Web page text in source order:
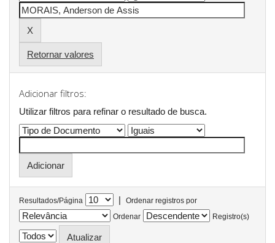
Retornar valores
Adicionar filtros:
Utilizar filtros para refinar o resultado de busca.
Resultados/Página |
Ordenar registros por
Ordenar
Registro(s)